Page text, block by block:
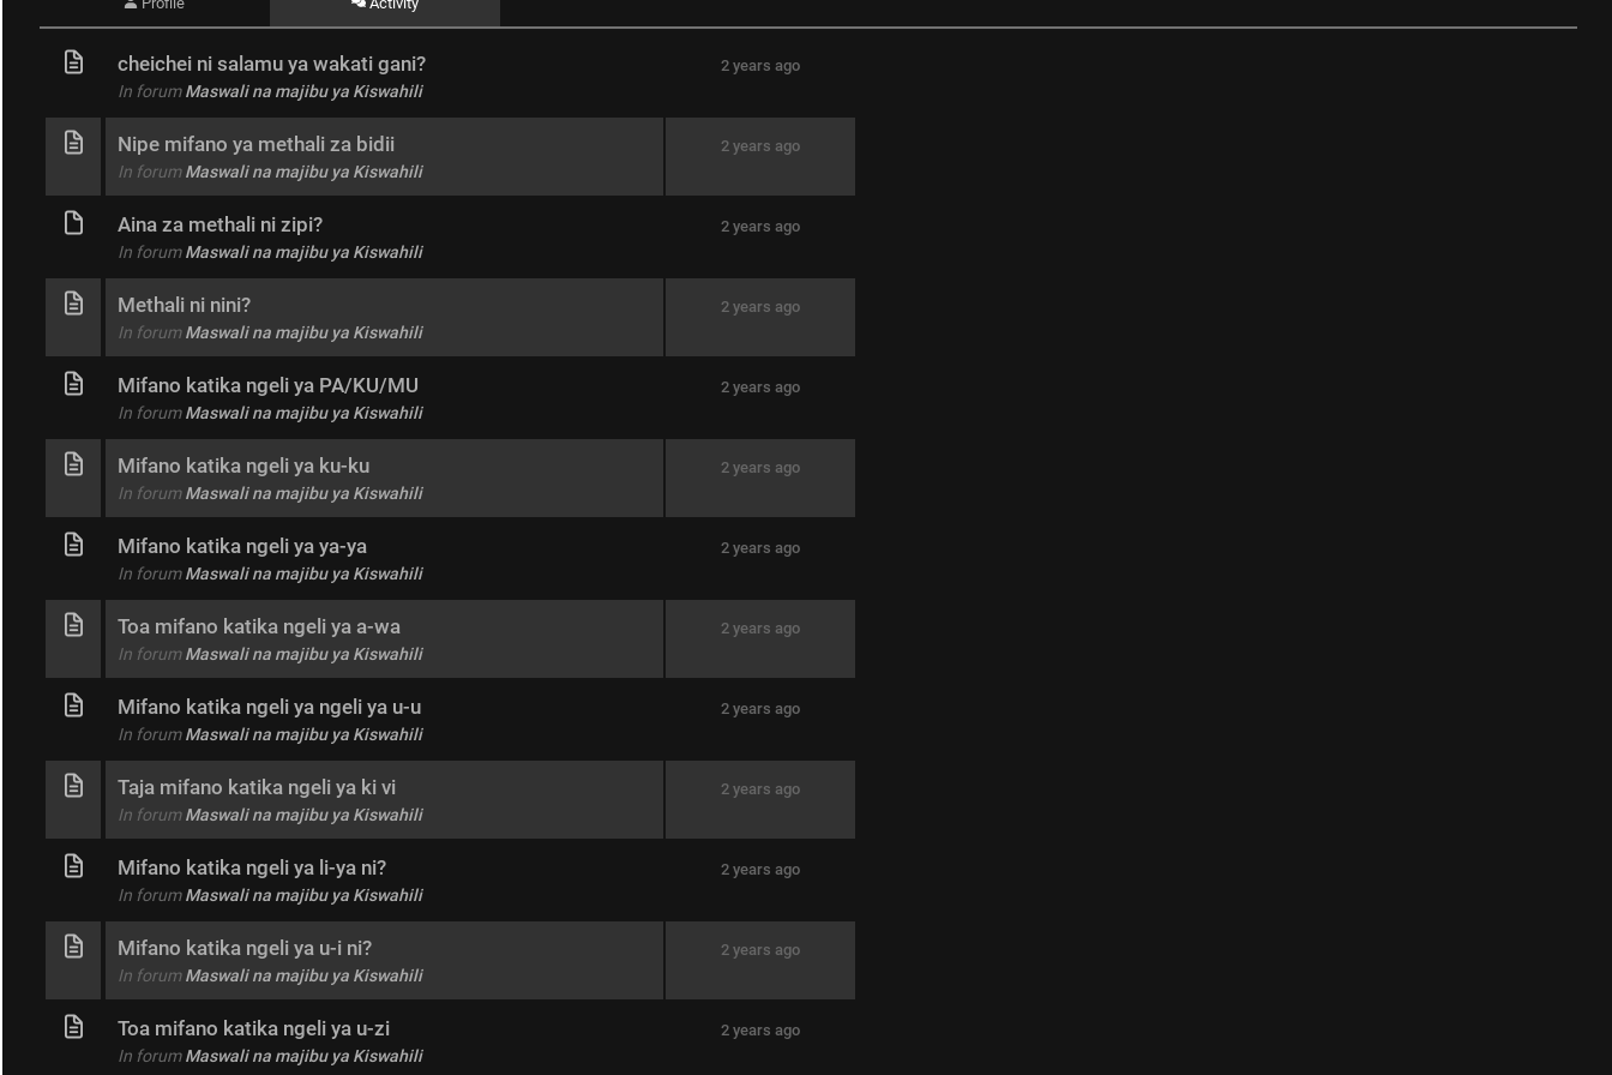
cheichei ni salamu ya wakati gani?
In forum Maswali na majibu ya Kiswahili
2 years ago
Nipe mifano ya methali za bidii
In forum Maswali na majibu ya Kiswahili
2 years ago
Aina za methali ni zipi?
In forum Maswali na majibu ya Kiswahili
2 years ago
Methali ni nini?
In forum Maswali na majibu ya Kiswahili
2 years ago
Mifano katika ngeli ya PA/KU/MU
In forum Maswali na majibu ya Kiswahili
2 years ago
Mifano katika ngeli ya ku-ku
In forum Maswali na majibu ya Kiswahili
2 years ago
Mifano katika ngeli ya ya-ya
In forum Maswali na majibu ya Kiswahili
2 years ago
Toa mifano katika ngeli ya a-wa
In forum Maswali na majibu ya Kiswahili
2 years ago
Mifano katika ngeli ya ngeli ya u-u
In forum Maswali na majibu ya Kiswahili
2 years ago
Taja mifano katika ngeli ya ki vi
In forum Maswali na majibu ya Kiswahili
2 years ago
Mifano katika ngeli ya li-ya ni?
In forum Maswali na majibu ya Kiswahili
2 years ago
Mifano katika ngeli ya u-i ni?
In forum Maswali na majibu ya Kiswahili
2 years ago
Toa mifano katika ngeli ya u-zi
In forum Maswali na majibu ya Kiswahili
2 years ago